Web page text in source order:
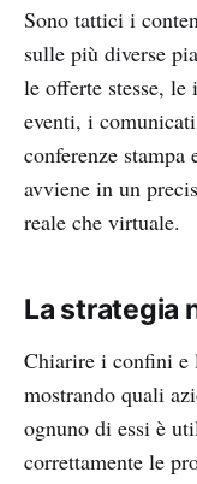
Sono tattici i
sulle più diverse
le offerte stesse,
eventi, i
conferenze
avviene in un
reale che virtuale.
La strategia
Chiarire i confini e
mostrando quali
ognuno di essi è
correttamente le